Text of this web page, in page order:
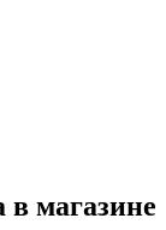
в магазине